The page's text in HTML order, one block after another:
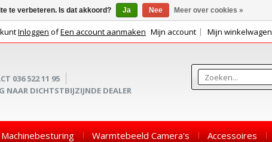
Inloggen ofEen account aanmaken Mijn account Mijn winkelwagen
036 522 11 95
NAAR DICHTSTBIJZIJNDE DEALER
Machinebesturing Warmtebeeld Camera's Accessoires
te verbeteren. Is dat akkoord? Ja Nee Meer over cookies »